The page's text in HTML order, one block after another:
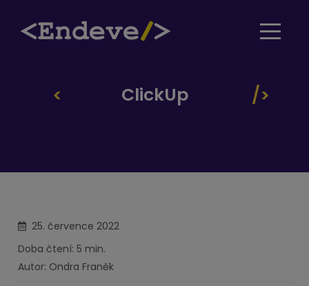
ClickUp
25. července 2022
Doba čtení: 5 min.
Autor: Ondra Franěk